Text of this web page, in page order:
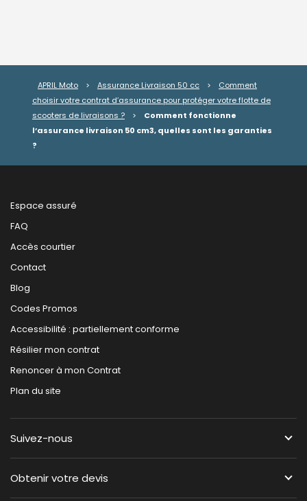
APRIL Moto > Assurance Livraison 50 cc >
Comment
choisir votre contrat d’assurance pour protéger votre flotte de
scooters de livraisons ?
>
Comment fonctionne
l’assurance livraison 50 cm3, quelles sont les garanties
?
Espace assuré
FAQ
Accès courtier
Contact
Blog
Codes Promos
Accessibilité : partiellement conforme
Résilier mon contrat
Renoncer à mon Contrat
Plan du site
Suivez-nous
Obtenir votre devis